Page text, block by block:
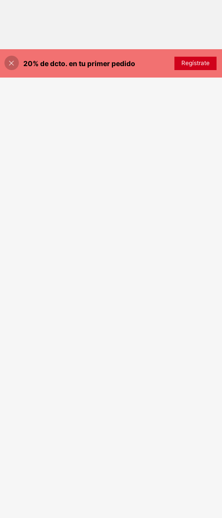
¡15% DE DESCUENTO! AÑADIR A LA BOLSA
20% de dcto. en tu primer pedido Regístrate